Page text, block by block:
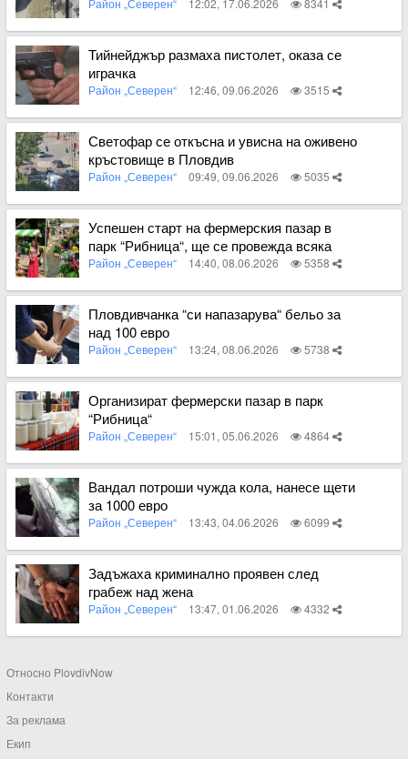
Район „Северен“ 12:02, 17.06.2026 8341
Вижте пълното съдържание
Тийнейджър размаха пистолет, оказа се
играчка
Район „Северен“ 12:46, 09.06.2026 3515
Вижте пълното съдържание
Светофар се откъсна и увисна на оживено
кръстовище в Пловдив
Район „Северен“ 09:49, 09.06.2026 5035
Вижте пълното съдържание
Успешен старт на фермерския пазар в
парк “Рибница“, ще се провежда всяка
събота
Район „Северен“ 14:40, 08.06.2026 5358
Вижте пълното съдържание
Пловдивчанка “си напазарува“ бельо за
над 100 евро
Район „Северен“ 13:24, 08.06.2026 5738
Вижте пълното съдържание
Организират фермерски пазар в парк
“Рибница“
Район „Северен“ 15:01, 05.06.2026 4864
Вижте пълното съдържание
Вандал потроши чужда кола, нанесе щети
за 1000 евро
Район „Северен“ 13:43, 04.06.2026 6099
Вижте пълното съдържание
Задъжаха криминално проявен след
грабеж над жена
Район „Северен“ 13:47, 01.06.2026 4332
Вижте пълното съдържание
Относно PlovdivNow
Контакти
За реклама
Екип